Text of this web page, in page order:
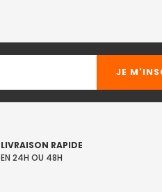
LIVRAISON RAPIDE
EN 24H OU 48H